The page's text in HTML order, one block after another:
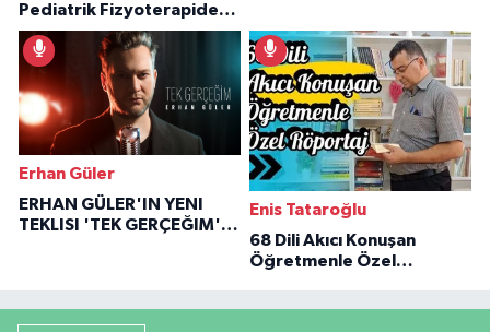
Pediatrik Fizyoterapiden
İlham Veren Hikâyeler
Erhan Güler
ERHAN GÜLER'IN YENI
TEKLISI 'TEK GERÇEĞIM'LE
Enis Tataroğlu
68 Dili Akıcı Konuşan
Öğretmenle Özel